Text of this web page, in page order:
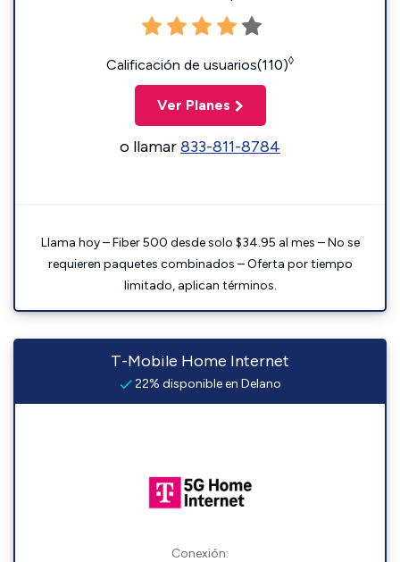
Calificación de usuarios(110)◊
Ver Planes
o llamar833-811-8784
Llama hoy – Fiber 500 desde solo $34.95 al mes – No se
requieren paquetes combinados – Oferta por tiempo
limitado, aplican términos.
T-Mobile Home Internet
22% disponible en Delano
Conexión: